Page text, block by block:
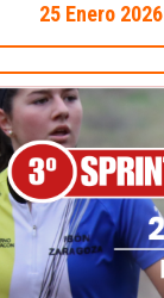
25 Enero 2026